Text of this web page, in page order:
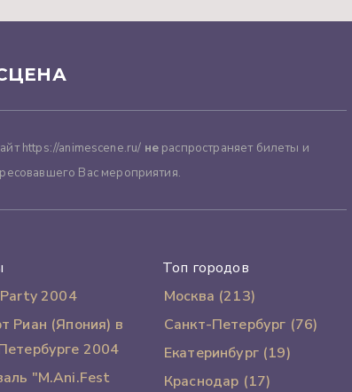
https://animescene.ru/ нераспространяет билеты и
Вас мероприятия.
2004
Риан (Япония) в
2004
"M.Ani.Fest
Топ городов
Москва (213)
Санкт-Петербург (76)
Екатеринбург (19)
Краснодар (17)